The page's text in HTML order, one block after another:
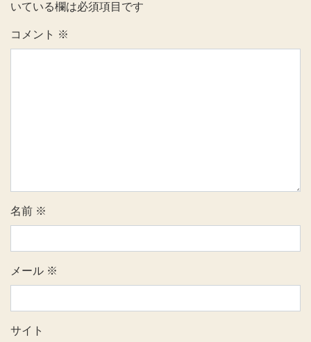
いている欄は必須項目です
コメント ※
名前 ※
メール ※
サイト